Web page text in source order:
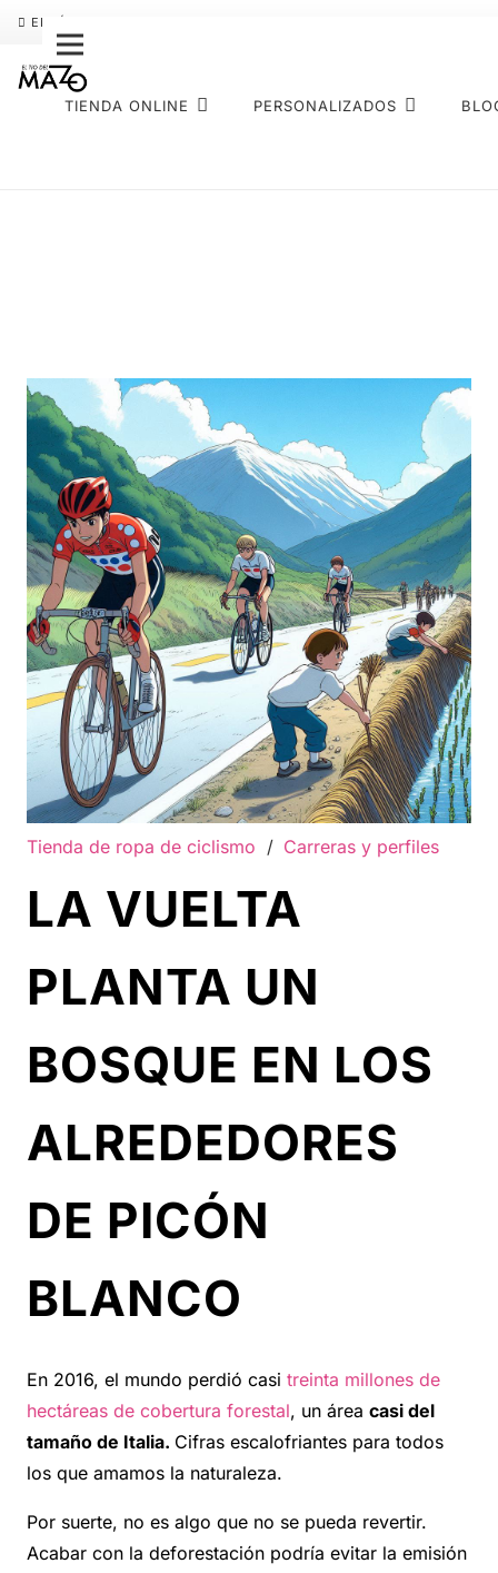
ENVÍO GRATIS
TIENDA ONLINE PERSONALIZADOS
Tienda de ropa de ciclismo / Carreras y perfiles
LA VUELTA
PLANTA UN
BOSQUE EN LOS
ALREDEDORES
DE PICÓN
BLANCO
En 2016, el mundo perdió casi treinta millones de
hectáreas de cobertura forestal, un área casi del
tamaño de Italia. Cifras escalofriantes para todos
los que amamos la naturaleza.
Por suerte, no es algo que no se pueda revertir.
Acabar con la deforestación podría evitar la emisión